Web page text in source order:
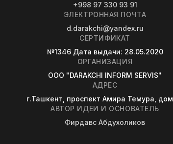
+998 97 330 93 91
ЭЛЕКТРОННАЯ ПОЧТА
d.darakchi@yandex.ru
СЕРТИФИКАТ
№1346 Дата выдачи: 28.05.2020
ОРГАНИЗАЦИЯ
OOO "DARAKCHI INFORM SERVIS"
АДРЕС
г.Ташкент, проспект Амира Темура,
АВТОР ИДЕИ И ОСНОВАТЕЛЬ
Фирдавс Абдухоликов